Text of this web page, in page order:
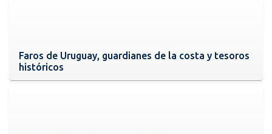
Faros de Uruguay, guardianes de la costa y tesoros
históricos